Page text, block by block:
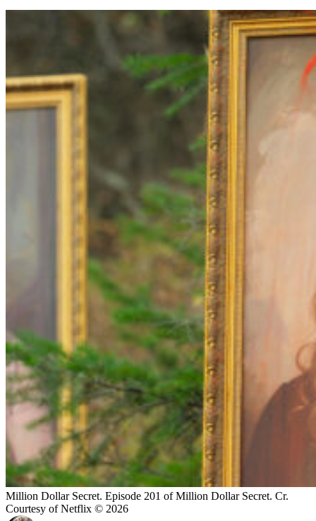
Million Dollar Secret. Episode 201 of Million Dollar Secret. Cr.
Courtesy of Netflix © 2026